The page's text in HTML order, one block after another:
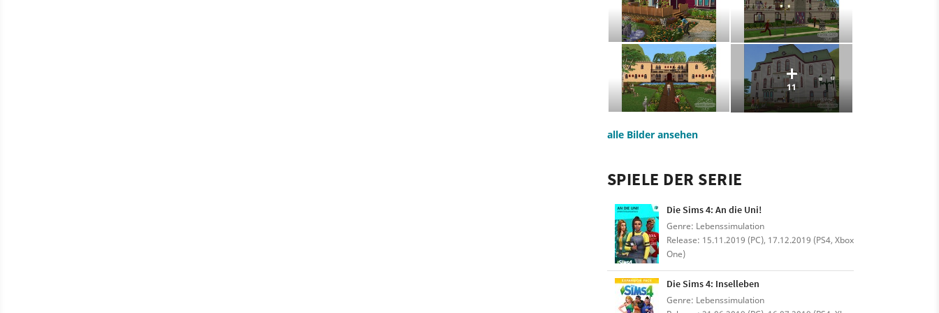
11
alle Bilder ansehen
SPIELE DER SERIE
Die Sims 4: An die Uni!
Genre: Lebenssimulation
Release: 15.11.2019 (PC), 17.12.2019 (PS4, Xbox
One)
Die Sims 4: Inselleben
Genre: Lebenssimulation